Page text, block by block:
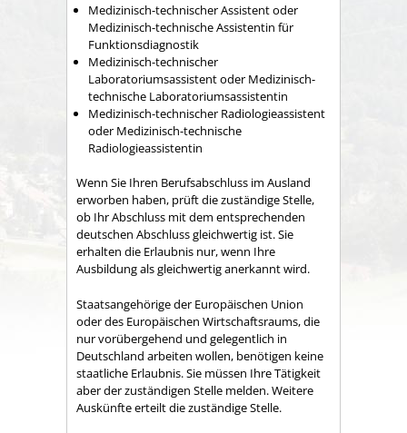
Medizinisch-technischer Assistent oder
Medizinisch-technische Assistentin für
Funktionsdiagnostik
Medizinisch-technischer
Laboratoriumsassistent oder Medizinisch-
technische Laboratoriumsassistentin
Medizinisch-technischer Radiologieassistent
oder Medizinisch-technische
Radiologieassistentin
Wenn Sie Ihren Berufsabschluss im Ausland
erworben haben, prüft die zuständige Stelle,
ob Ihr Abschluss mit dem entsprechenden
deutschen Abschluss gleichwertig ist. Sie
erhalten die Erlaubnis nur, wenn Ihre
Ausbildung als gleichwertig anerkannt wird.
Staatsangehörige der Europäischen Union
oder des Europäischen Wirtschaftsraums, die
nur vorübergehend und gelegentlich in
Deutschland arbeiten wollen, benötigen keine
staatliche Erlaubnis. Sie müssen Ihre Tätigkeit
aber der zuständigen Stelle melden. Weitere
Auskünfte erteilt die zuständige Stelle.